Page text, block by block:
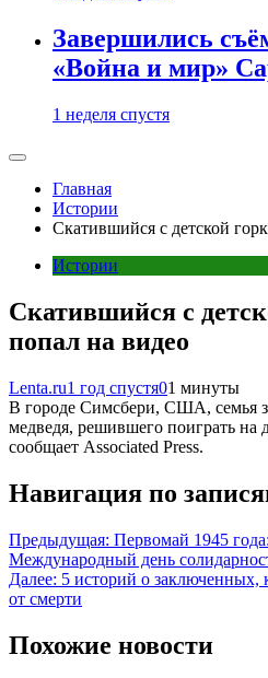
Завершились
«Война и мир»
1 неделя спустя
Главная
Истории
Скатившийся с детской
Истории
Скатившийся с
попал на видео
Lenta.ru1 год спустя01 минуты
В городе Симсбери, США, семья
медведя, решившего поиграть на
сообщает Associated Press.
Навигация по
Предыдущая: Первомай 1945
Международный день
Далее: 5 историй о заключенных,
от смерти
Похожие новости